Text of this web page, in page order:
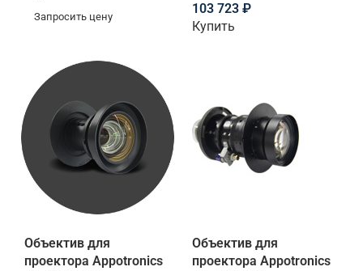
Запросить цену
103 723 ₽
Купить
Объектив для
проектора Appotronics
Объектив для
проектора Appotronics